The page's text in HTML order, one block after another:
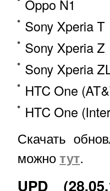
Oppo N1
Sony Xperia T
Sony Xperia Z
Sony Xperia
HTC One
HTC One
Скачать
можнотут.
UPD